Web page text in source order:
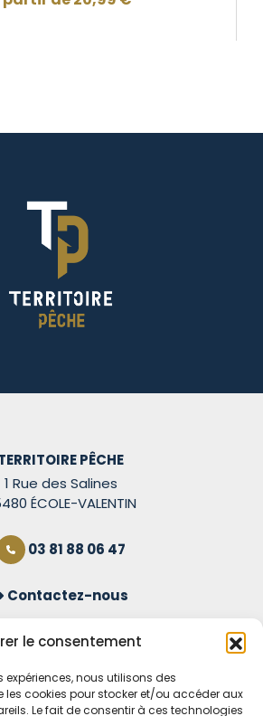
le consentement
expériences, nous utilisons des
les cookies pour stocker et/ou accéder aux
Le fait de consentir à ces technologies
PÊCHE
1 Rue des Salines
ÉCOLE-VALENTIN
03 81 88 06 47
Contactez-nous
à la newsletter
TOUS LES JOURS